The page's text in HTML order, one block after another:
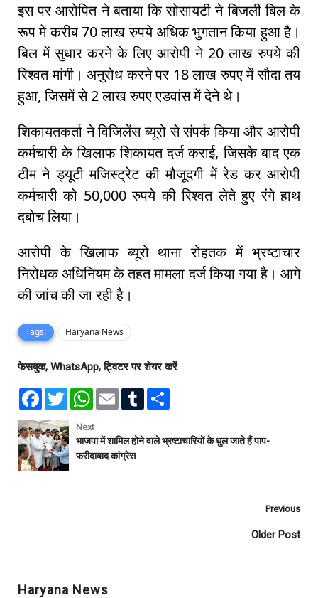
इस पर आरोपित ने बताया कि सोसायटी ने बिजली बिल के
रूप में करीब 70 लाख रुपये अधिक भुगतान किया हुआ है।
बिल में सुधार करने के लिए आरोपी ने 20 लाख रुपये की
रिश्वत मांगी। अनुरोध करने पर 18 लाख रुपए में सौदा तय
हुआ, जिसमें से 2 लाख रुपए एडवांस में देने थे।
शिकायतकर्ता ने विजिलेंस ब्यूरो से संपर्क किया और आरोपी
कर्मचारी के खिलाफ शिकायत दर्ज कराई, जिसके बाद एक
टीम ने ड्यूटी मजिस्ट्रेट की मौजूदगी में रेड कर आरोपी
कर्मचारी को 50,000 रुपये की रिश्वत लेते हुए रंगे हाथ
दबोच लिया।
आरोपी के खिलाफ ब्यूरो थाना रोहतक में भ्रष्टाचार
निरोधक अधिनियम के तहत मामला दर्ज किया गया है। आगे
की जांच की जा रही है।
Tags: Haryana News
फेसबुक, WhatsApp, ट्विटर पर शेयर करें
F
e
b
o
o
k
T
w
t
t
e
r
W
t
s
A
p
E
l
T
l
e
Next
भाजपा में शामिल होने वाले भ्रष्टाचारियों के धुल जाते हैं पाप-
फरीदाबाद कांग्रेस
Previous
Older Post
Haryana News